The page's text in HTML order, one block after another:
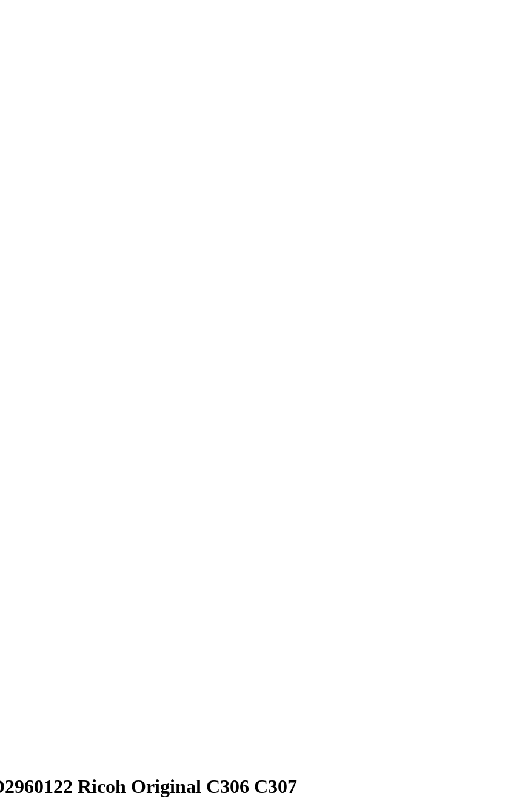
Ricoh Original C306 C307